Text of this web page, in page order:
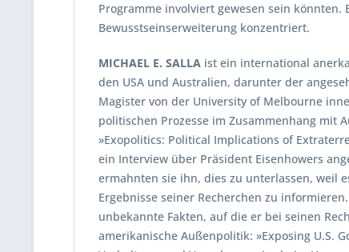
Programme involviert gewesen sein
Bewusstseinserweiterung konzentriert.
MICHAEL E. SALLA ist ein international
den USA und Australien, darunter der
Magister von der University of Melbourne
politischen Prozesse im Zusammenhang mit
»Exopolitics: Political Implications of
ein Interview über Präsident Eisenhowers
ermahnten sie ihn, dies zu unterlassen, weil
Ergebnisse seiner Recherchen zu
unbekannte Fakten, auf die er bei seinen
amerikanische Außenpolitik: »Exposing U.S.